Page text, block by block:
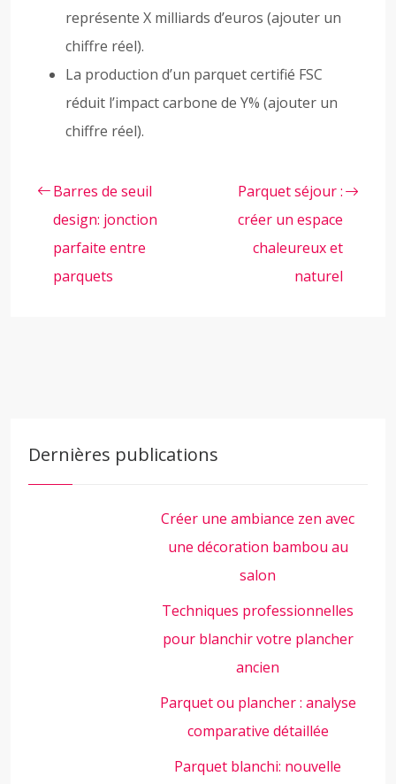
représente X milliards d’euros (ajouter un
chiffre réel).
La production d’un parquet certifié FSC
réduit l’impact carbone de Y% (ajouter un
chiffre réel).
Barres de seuil
design: jonction
parfaite entre
parquets
Parquet séjour :
créer un espace
chaleureux et
naturel
Dernières publications
Créer une ambiance zen avec
une décoration bambou au
salon
Techniques professionnelles
pour blanchir votre plancher
ancien
Parquet ou plancher : analyse
comparative détaillée
Parquet blanchi: nouvelle